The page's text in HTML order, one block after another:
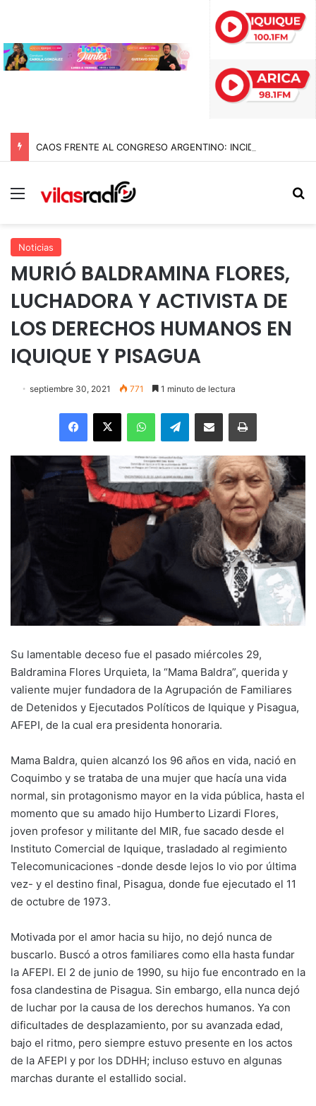
Menú
Noticias
MURIÓ BALDRAMINA FLORES,
LUCHADORA Y ACTIVISTA DE
LOS DERECHOS HUMANOS EN
IQUIQUE Y PISAGUA
septiembre 30, 2021 771 1 minuto de lectura
Facebook
X WhatsAppTelegramEnviar vía email Imprimir
Su lamentable deceso fue el pasado miércoles 29,
Baldramina Flores Urquieta, la “Mama Baldra”, querida y
valiente mujer fundadora de la Agrupación de Familiares
de Detenidos y Ejecutados Políticos de Iquique y Pisagua,
AFEPI, de la cual era presidenta honoraria.
Mama Baldra, quien alcanzó los 96 años en vida, nació en
Coquimbo y se trataba de una mujer que hacía una vida
normal, sin protagonismo mayor en la vida pública, hasta el
momento que su amado hijo Humberto Lizardi Flores,
joven profesor y militante del MIR, fue sacado desde el
Instituto Comercial de Iquique, trasladado al regimiento
Telecomunicaciones -donde desde lejos lo vio por última
vez- y el destino final, Pisagua, donde fue ejecutado el 11
de octubre de 1973.
Motivada por el amor hacia su hijo, no dejó nunca de
buscarlo. Buscó a otros familiares como ella hasta fundar
la AFEPI. El 2 de junio de 1990, su hijo fue encontrado en la
fosa clandestina de Pisagua. Sin embargo, ella nunca dejó
de luchar por la causa de los derechos humanos. Ya con
dificultades de desplazamiento, por su avanzada edad,
bajo el ritmo, pero siempre estuvo presente en los actos
de la AFEPI y por los DDHH; incluso estuvo en algunas
marchas durante el estallido social.